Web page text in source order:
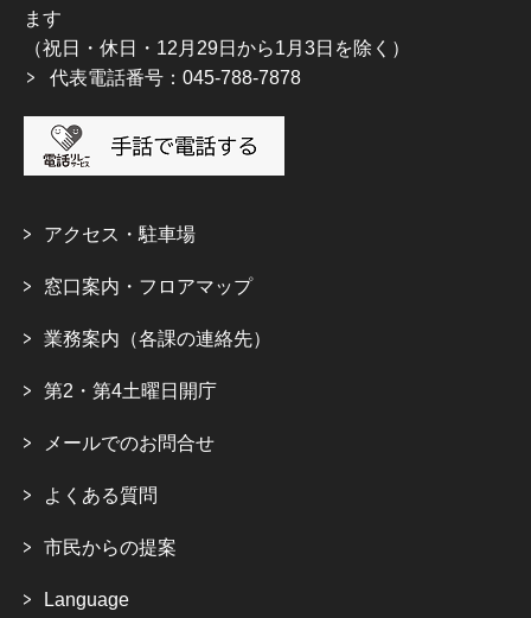
ます
（祝日・休日・12月29日から1月3日を除く）
代表電話番号：045-788-7878
アクセス・駐車場
窓口案内・フロアマップ
業務案内（各課の連絡先）
第2・第4土曜日開庁
メールでのお問合せ
よくある質問
市民からの提案
Language